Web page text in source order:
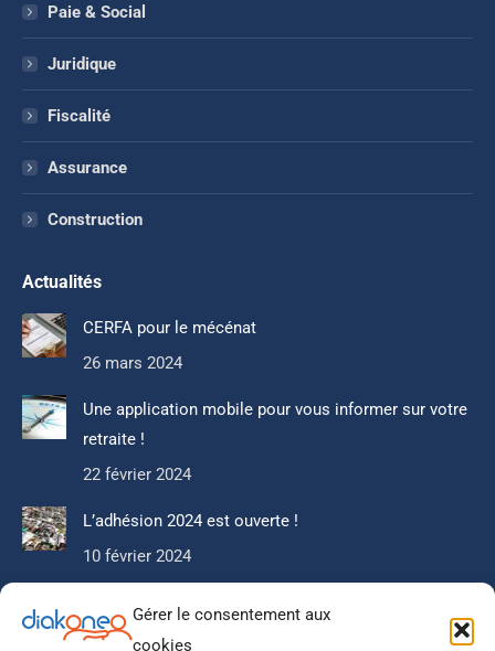
Gérer le consentement aux
cookies
Paie & Social
Juridique
Fiscalité
Assurance
Construction
Actualités
CERFA pour le mécénat
26 mars 2024
Une application mobile pour vous informer sur votre
retraite !
22 février 2024
L’adhésion 2024 est ouverte !
10 février 2024
Newsletter